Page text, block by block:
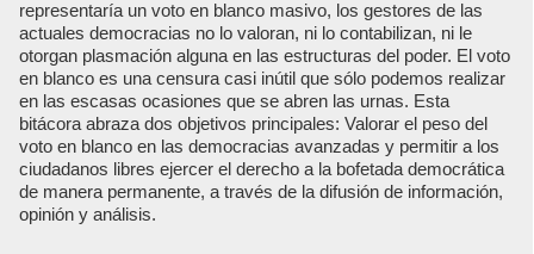
representaría un voto en blanco masivo, los gestores de las
actuales democracias no lo valoran, ni lo contabilizan, ni le
otorgan plasmación alguna en las estructuras del poder. El voto
en blanco es una censura casi inútil que sólo podemos realizar
en las escasas ocasiones que se abren las urnas. Esta
bitácora abraza dos objetivos principales: Valorar el peso del
voto en blanco en las democracias avanzadas y permitir a los
ciudadanos libres ejercer el derecho a la bofetada democrática
de manera permanente, a través de la difusión de información,
opinión y análisis.